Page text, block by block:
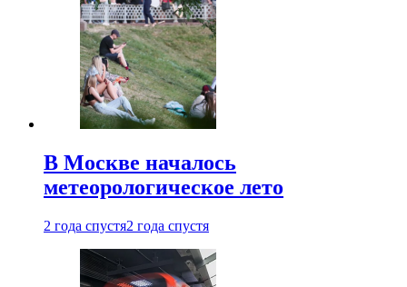
В Москве началось
метеорологическое лето
2 года спустя2 года спустя